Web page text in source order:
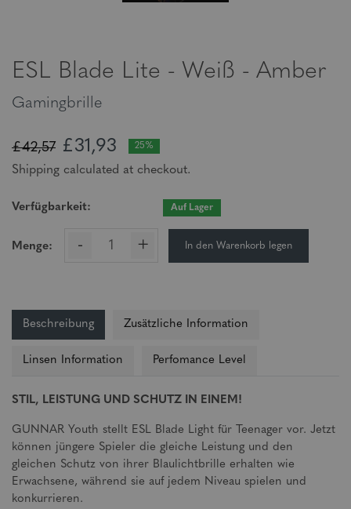
ESL Blade Lite - Weiß - Amber
Gamingbrille
£42,57 £31,93 25%
Shipping calculated at checkout.
Verfügbarkeit: Auf Lager
Menge: - + In den Warenkorb legen
Beschreibung Zusätzliche Information
Linsen Information Perfomance Level
STIL, LEISTUNG UND SCHUTZ IN EINEM!
GUNNAR Youth stellt ESL Blade Light für Teenager vor. Jetzt
können jüngere Spieler die gleiche Leistung und den
gleichen Schutz von ihrer Blaulichtbrille erhalten wie
Erwachsene, während sie auf jedem Niveau spielen und
konkurrieren.